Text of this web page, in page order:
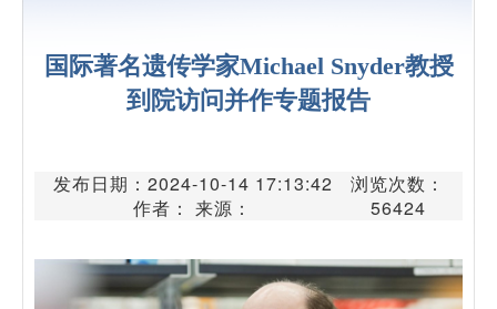
国际著名遗传学家Michael Snyder教授
到院访问并作专题报告
发布日期：2024-10-14 17:13:42
作者： 来源：
浏览次数：
56424